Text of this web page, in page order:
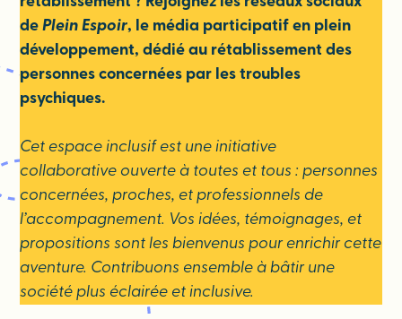
dePlein Espoir, le média participatif en plein
développement, dédié au rétablissement des
personnes concernées par les troubles
psychiques.
Cet espace inclusif est une initiative
collaborative ouverte à toutes et tous : personnes
concernées, proches, et professionnels de
l’accompagnement. Vos idées, témoignages, et
propositions sont les bienvenus pour enrichir cette
aventure. Contribuons ensemble à bâtir une
société plus éclairée et inclusive.